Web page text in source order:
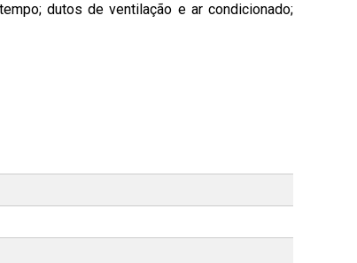
dutos de ventilação e ar condicionado;